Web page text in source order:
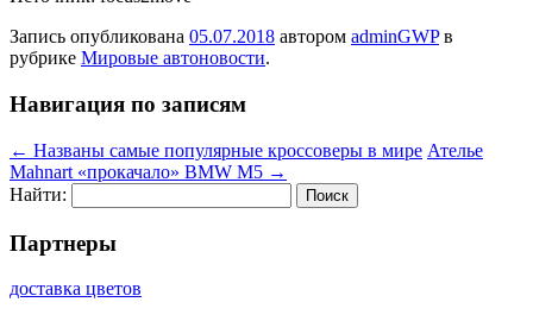
Запись опубликована 05.07.2018 автором adminGWPв
рубрике Мировые автоновости.
Навигация по записям
← Названы самые популярные кроссоверы в мире Ателье
Mahnart «прокачало» BMW M5 →
Найти:
Партнеры
доставка цветов